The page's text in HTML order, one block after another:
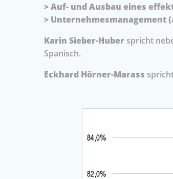
> Auf- und Ausbau eines
> Unternehmesmanagement
Karin Sieber-Huber spricht
Spanisch.
Eckhard Hörner-Marass